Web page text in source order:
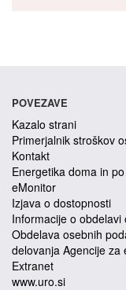
POVEZAVE
Kazalo strani
Primerjalnik stroškov
Kontakt
Energetika doma in
eMonitor
Izjava o dostopnosti
Informacije o
Obdelava osebnih
delovanja Agencije za
Extranet
www.uro.si